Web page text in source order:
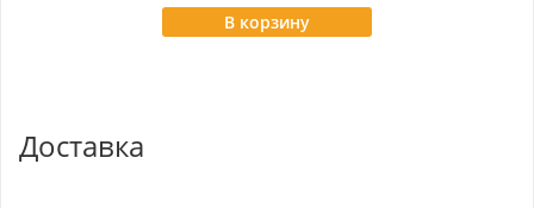
В корзину
Доставка